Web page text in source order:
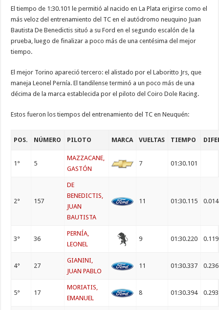
El tiempo de 1:30.101 le permitió al nacido en La Plata erigirse como el
más veloz del entrenamiento del TC en el autódromo neuquino Juan
Bautista De Benedictis situó a su Ford en el segundo escalón de la
prueba, luego de finalizar a poco más de una centésima del mejor
tiempo.
El mejor Torino apareció tercero: el alistado por el Laboritto Jrs, que
maneja Leonel Pernía. El tandilense terminó a un poco más de una
décima de la marca establecida por el piloto del Coiro Dole Racing.
Estos fueron los tiempos del entrenamiento del TC en Neuquén:
POS. NÚMERO PILOTO MARCA VUELTAS TIEMPO
1° 5
MAZZACANE,
GASTÓN
7 01:30.101
2° 157
DE
BENEDICTIS,
JUAN
BAUTISTA
11 01:30.115 0.014
3° 36
PERNÍA,
LEONEL
9 01:30.220 0.119
4° 27
GIANINI,
JUAN PABLO
11 01:30.337 0.236
5° 17
MORIATIS,
EMANUEL
8 01:30.394 0.293